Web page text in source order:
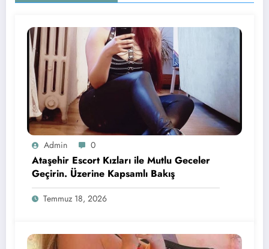
Admin 0
Ataşehir Escort Kızları ile Mutlu Geceler
Geçirin. Üzerine Kapsamlı Bakış
Temmuz 18, 2026